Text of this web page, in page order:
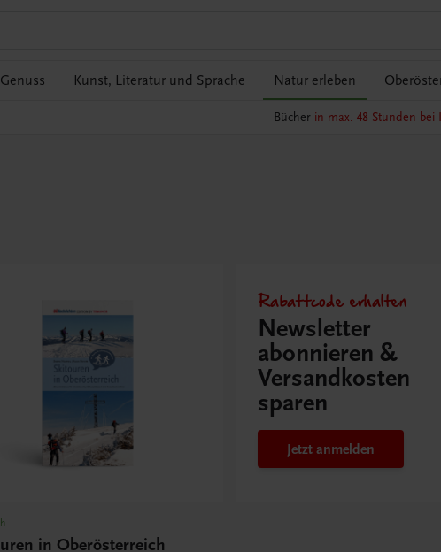
Kunst, Literatur und Sprache Natur erleben
Bücher in max. 48 Stunden bei
in Oberösterreich
Rabattcode erhalten
Newsletter
abonnieren &
Versandkosten
sparen
Jetzt anmelden